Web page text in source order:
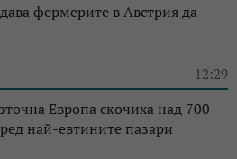
фермерите в Австрия да
12:29
Европа скочиха над 700
най-евтините пазари